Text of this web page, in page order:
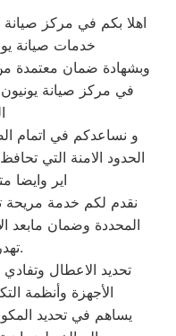
اهلا بكم في مركز
خدمات صيانة
وبشهادة ضمان معتمدة
في مركز صيانة يونيون
و نساعدكم في اتمام
الحدود الامنة التي
اير وايضا
نقدم لكم خدمة مريحة
المحددة وضمان مابعد
تهدر الوقت والمال.
تحديد الاعطال
الأجهزة وأنظمة
يساهم في تحديد